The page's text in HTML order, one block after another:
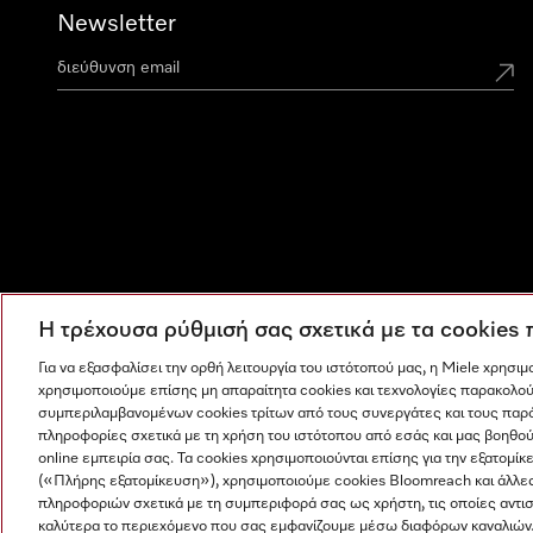
Newsletter
Η εταιρεία μας Όροι και Προϋποθέσεις Προστασία
Η τρέχουσα ρύθμισή σας σχετικά με τα
Για να εξασφαλίσει την ορθή λειτουργία του ιστότοπού μας, η Miele
χρησιμοποιούμε επίσης μη απαραίτητα cookies και τεχνολογίες
συμπεριλαμβανομένων cookies τρίτων από τους συνεργάτες και τους
πληροφορίες σχετικά με τη χρήση του ιστότοπου από εσάς και μας
online εμπειρία σας. Τα cookies χρησιμοποιούνται επίσης για την
(«Πλήρης εξατομίκευση»), χρησιμοποιούμε cookies Bloomreach και
πληροφοριών σχετικά με τη συμπεριφορά σας ως χρήστη, τις οποίες
καλύτερα το περιεχόμενο που σας εμφανίζουμε μέσω διαφόρων